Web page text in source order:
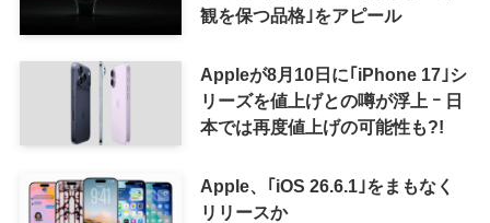
観を保つ品格｣をアピール
Appleが8月10日に｢iPhone 17｣シ
リーズを値上げとの噂が浮上 ｰ 日
本では再度値上げの可能性も?!
Apple、｢iOS 26.6.1｣をまもなく
リリースか